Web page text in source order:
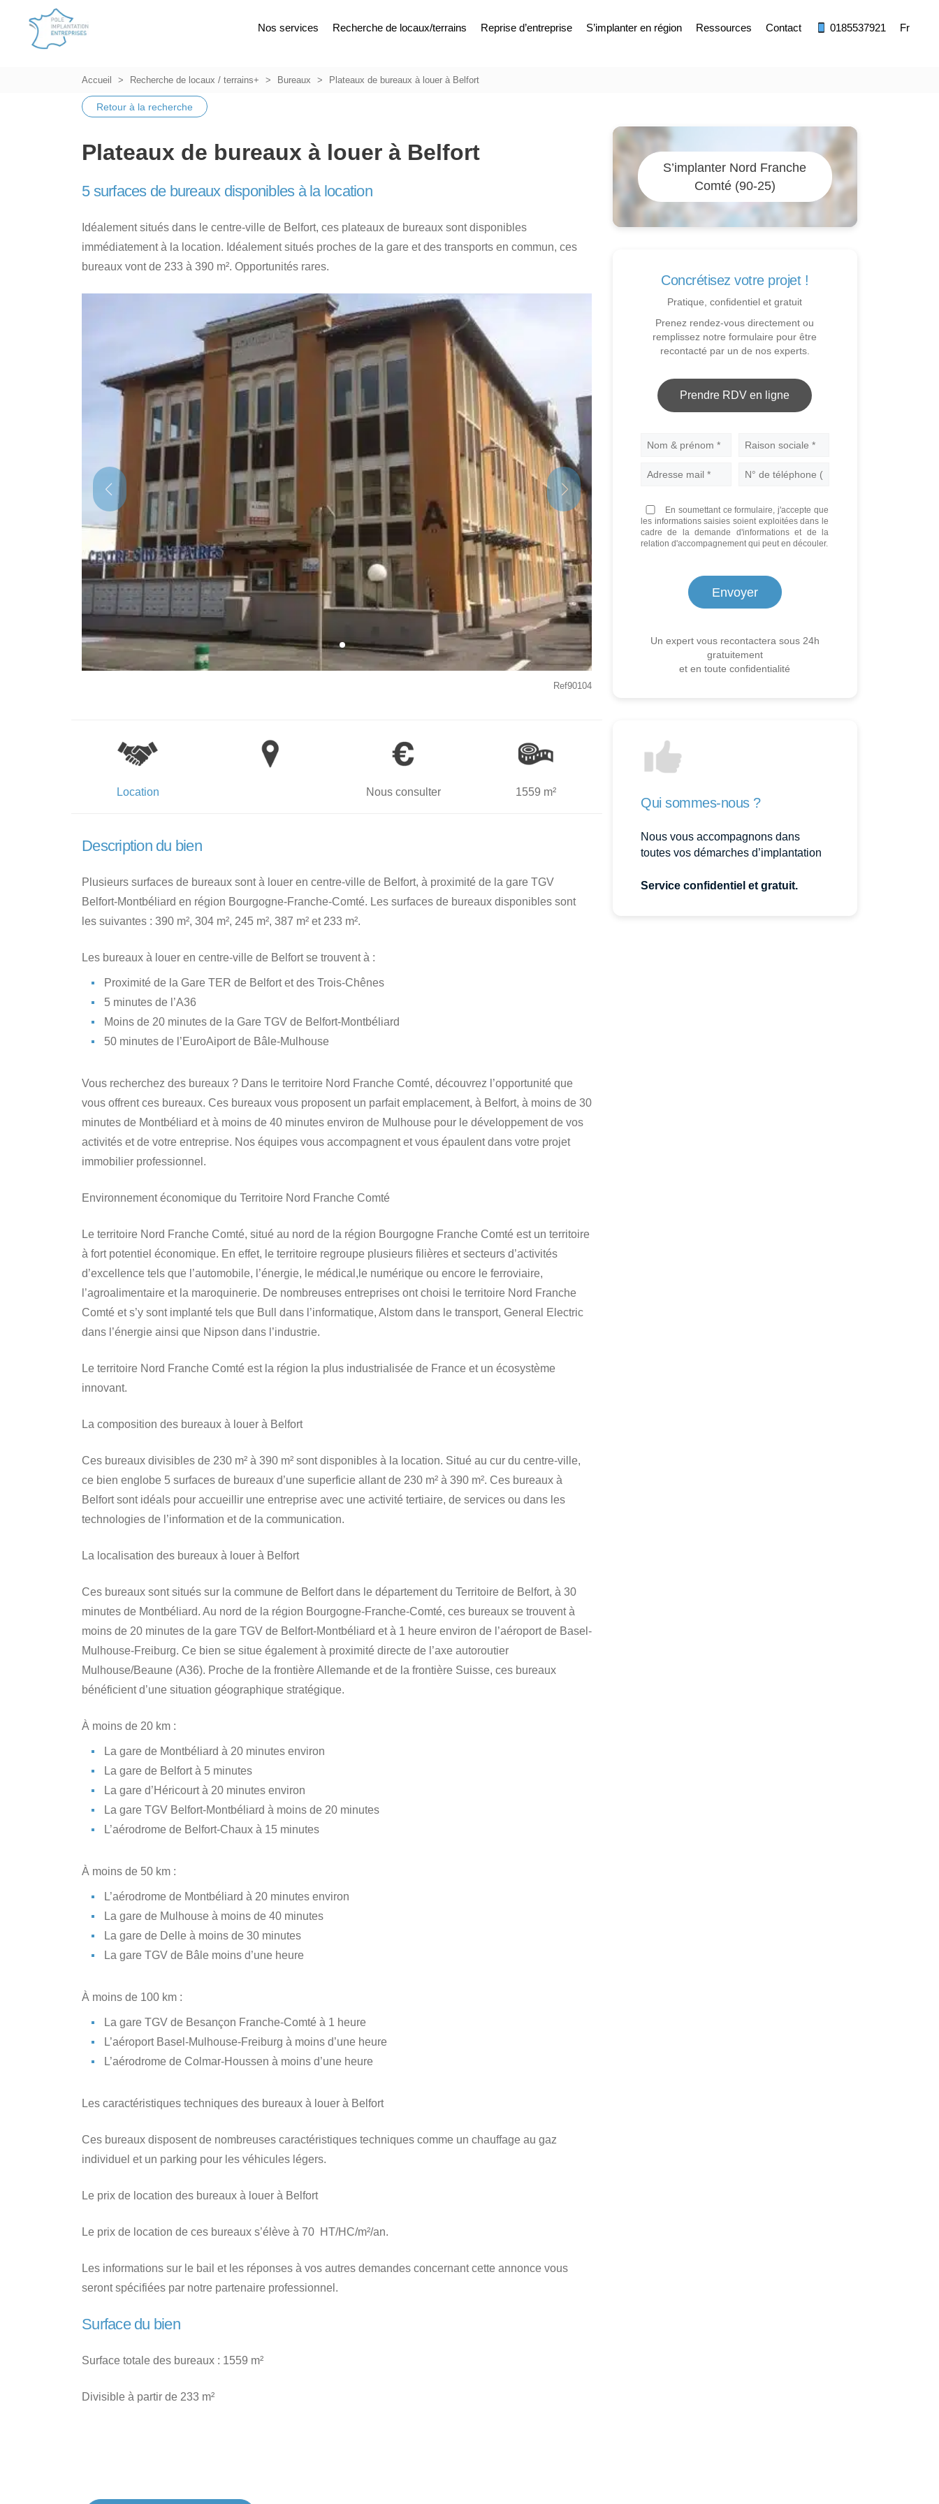
Nos services Recherche de locaux/terrains Reprise d’entreprise S’implanter en région Ressources Contact 0185537921 Fr
Accueil Recherche de locaux / terrains+ Bureaux Plateaux de bureaux à louer à Belfort
Retour à la recherche
Plateaux de bureaux à louer à Belfort
5 surfaces de bureaux disponibles à la location
Idéalement situés dans le centre-ville de Belfort, ces plateaux de bureaux sont disponibles
immédiatement à la location. Idéalement situés proches de la gare et des transports en commun, ces
bureaux vont de 233 à 390 m². Opportunités rares.
Ref90104
Location Nous consulter 1559 m²
Description du bien
Plusieurs surfaces de bureaux sont à louer en centre-ville de Belfort, à proximité de la gare TGV
Belfort-Montbéliard en région Bourgogne-Franche-Comté. Les surfaces de bureaux disponibles sont
les suivantes : 390 m², 304 m², 245 m², 387 m² et 233 m².
Les bureaux à louer en centre-ville de Belfort se trouvent à :
Proximité de la Gare TER de Belfort et des Trois-Chênes
5 minutes de l’A36
Moins de 20 minutes de la Gare TGV de Belfort-Montbéliard
50 minutes de l’EuroAiport de Bâle-Mulhouse
Vous recherchez des bureaux ? Dans le territoire Nord Franche Comté, découvrez l’opportunité que
vous offrent ces bureaux. Ces bureaux vous proposent un parfait emplacement, à Belfort, à moins de 30
minutes de Montbéliard et à moins de 40 minutes environ de Mulhouse pour le développement de vos
activités et de votre entreprise. Nos équipes vous accompagnent et vous épaulent dans votre projet
immobilier professionnel.
Environnement économique du Territoire Nord Franche Comté
Le territoire Nord Franche Comté, situé au nord de la région Bourgogne Franche Comté est un territoire
à fort potentiel économique. En effet, le territoire regroupe plusieurs filières et secteurs d’activités
d’excellence tels que l’automobile, l’énergie, le médical,le numérique ou encore le ferroviaire,
l’agroalimentaire et la maroquinerie. De nombreuses entreprises ont choisi le territoire Nord Franche
Comté et s’y sont implanté tels que Bull dans l’informatique, Alstom dans le transport, General Electric
dans l’énergie ainsi que Nipson dans l’industrie.
Le territoire Nord Franche Comté est la région la plus industrialisée de France et un écosystème
innovant.
La composition des bureaux à louer à Belfort
Ces bureaux divisibles de 230 m² à 390 m² sont disponibles à la location. Situé au cur du centre-ville,
ce bien englobe 5 surfaces de bureaux d’une superficie allant de 230 m² à 390 m². Ces bureaux à
Belfort sont idéals pour accueillir une entreprise avec une activité tertiaire, de services ou dans les
technologies de l’information et de la communication.
La localisation des bureaux à louer à Belfort
Ces bureaux sont situés sur la commune de Belfort dans le département du Territoire de Belfort, à 30
minutes de Montbéliard. Au nord de la région Bourgogne-Franche-Comté, ces bureaux se trouvent à
moins de 20 minutes de la gare TGV de Belfort-Montbéliard et à 1 heure environ de l’aéroport de Basel-
Mulhouse-Freiburg. Ce bien se situe également à proximité directe de l’axe autoroutier
Mulhouse/Beaune (A36). Proche de la frontière Allemande et de la frontière Suisse, ces bureaux
bénéficient d’une situation géographique stratégique.
À moins de 20 km :
La gare de Montbéliard à 20 minutes environ
La gare de Belfort à 5 minutes
La gare d’Héricourt à 20 minutes environ
La gare TGV Belfort-Montbéliard à moins de 20 minutes
L’aérodrome de Belfort-Chaux à 15 minutes
À moins de 50 km :
L’aérodrome de Montbéliard à 20 minutes environ
La gare de Mulhouse à moins de 40 minutes
La gare de Delle à moins de 30 minutes
La gare TGV de Bâle moins d’une heure
À moins de 100 km :
La gare TGV de Besançon Franche-Comté à 1 heure
L’aéroport Basel-Mulhouse-Freiburg à moins d’une heure
L’aérodrome de Colmar-Houssen à moins d’une heure
Les caractéristiques techniques des bureaux à louer à Belfort
Ces bureaux disposent de nombreuses caractéristiques techniques comme un chauffage au gaz
individuel et un parking pour les véhicules légers.
Le prix de location des bureaux à louer à Belfort
Le prix de location de ces bureaux s’élève à 70  HT/HC/m²/an.
Les informations sur le bail et les réponses à vos autres demandes concernant cette annonce vous
seront spécifiées par notre partenaire professionnel.
Surface du bien
Surface totale des bureaux : 1559 m²
Divisible à partir de 233 m²
S’implanter Nord Franche
Comté (90-25)
Concrétisez votre projet !
Pratique, confidentiel et gratuit
Prenez rendez-vous directement ou
remplissez notre formulaire pour être
recontacté par un de nos experts.
Prendre RDV en ligne
Nom
En soumettant ce formulaire, j'accepte que
les informations saisies soient exploitées dans le
cadre de la demande d'informations et de la
relation d'accompagnement qui peut en découler.
Un expert vous recontactera sous 24h
gratuitement
et en toute confidentialité
Qui sommes-nous ?
Nous vous accompagnons dans
toutes vos démarches d’implantation
Service confidentiel et gratuit.